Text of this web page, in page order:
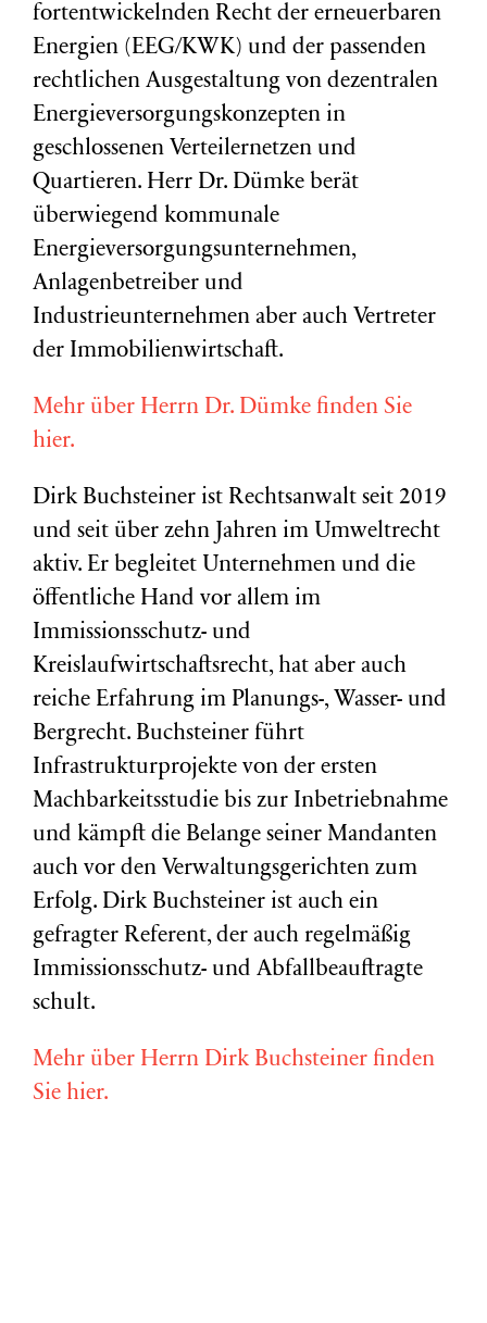
fortentwickelnden Recht der erneuerbaren
Energien (EEG/KWK) und der passenden
rechtlichen Ausgestaltung von dezentralen
Energieversorgungskonzepten in
geschlossenen Verteilernetzen und
Quartieren. Herr Dr. Dümke berät
überwiegend kommunale
Energieversorgungsunternehmen,
Anlagenbetreiber und
Industrieunternehmen aber auch Vertreter
der Immobilienwirtschaft.
Mehr über Herrn Dr. Dümke finden Sie
hier.
Dirk Buchsteiner ist Rechtsanwalt seit 2019
und seit über zehn Jahren im Umweltrecht
aktiv. Er begleitet Unternehmen und die
öffentliche Hand vor allem im
Immissionsschutz- und
Kreislaufwirtschaftsrecht, hat aber auch
reiche Erfahrung im Planungs-, Wasser- und
Bergrecht. Buchsteiner führt
Infrastrukturprojekte von der ersten
Machbarkeitsstudie bis zur Inbetriebnahme
und kämpft die Belange seiner Mandanten
auch vor den Verwaltungsgerichten zum
Erfolg. Dirk Buchsteiner ist auch ein
gefragter Referent, der auch regelmäßig
Immissionsschutz- und Abfallbeauftragte
schult.
Mehr über Herrn Dirk Buchsteiner finden
Sie hier.